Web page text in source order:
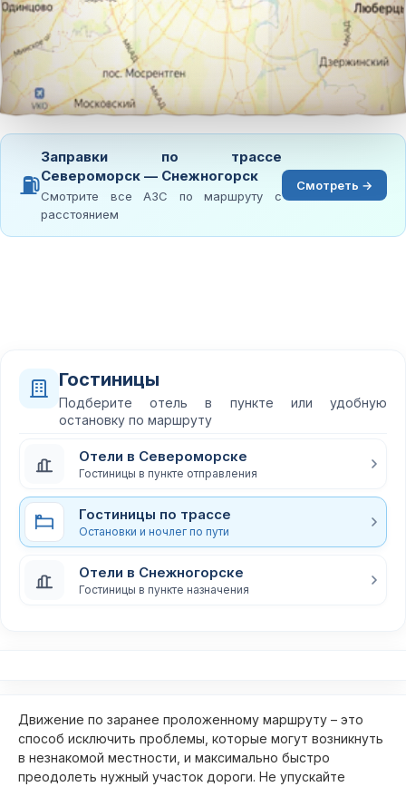
⛽
Заправки по трассе
Североморск — Снежногорск
Смотрите все АЗС по маршруту с
расстоянием
Смотреть →
Гостиницы
Подберите отель в пункте или удобную
остановку по маршруту
Отели в Североморске
Гостиницы в пункте отправления
Гостиницы по трассе
Остановки и ночлег по пути
Отели в Снежногорске
Гостиницы в пункте назначения
Движение по заранее проложенному маршруту – это
способ исключить проблемы, которые могут возникнуть
в незнакомой местности, и максимально быстро
преодолеть нужный участок дороги. Не упускайте